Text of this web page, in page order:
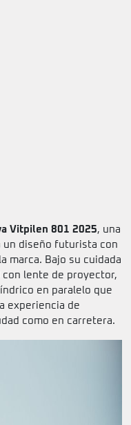
Vitpilen 801 2025, una
un diseño futurista con
marca. Bajo su cuidada
lente de proyector,
en paralelo que
experiencia de
como en carretera.